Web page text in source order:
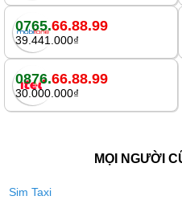
0765.66.88.99
39.441.000₫
0876.66.88.99
30.000.000₫
MỌI NGƯỜI
Sim Taxi